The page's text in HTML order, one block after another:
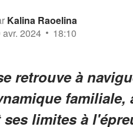
Kalina Raoelina
avr. 2024
18:10
retrouve à
limites à